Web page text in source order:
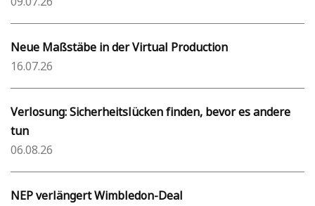
Neue Maßstäbe in der Virtual Production
16.07.26
Verlosung: Sicherheitslücken finden, bevor es andere
tun
06.08.26
NEP verlängert Wimbledon-Deal